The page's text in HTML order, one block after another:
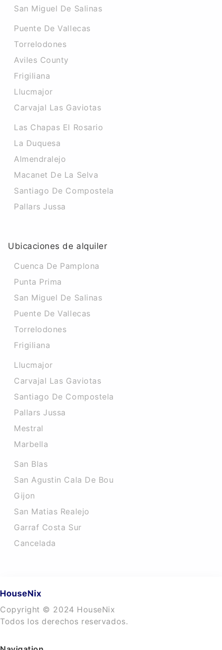
San Miguel De Salinas
Puente De Vallecas
Torrelodones
Aviles County
Frigiliana
Llucmajor
Carvajal Las Gaviotas
Las Chapas El Rosario
La Duquesa
Almendralejo
Macanet De La Selva
Santiago De Compostela
Pallars Jussa
Ubicaciones de alquiler
Cuenca De Pamplona
Punta Prima
San Miguel De Salinas
Puente De Vallecas
Torrelodones
Frigiliana
Llucmajor
Carvajal Las Gaviotas
Santiago De Compostela
Pallars Jussa
Mestral
Marbella
San Blas
San Agustin Cala De Bou
Gijon
San Matias Realejo
Garraf Costa Sur
Cancelada
Copyright © 2024 HouseNix
Todos los derechos reservados.